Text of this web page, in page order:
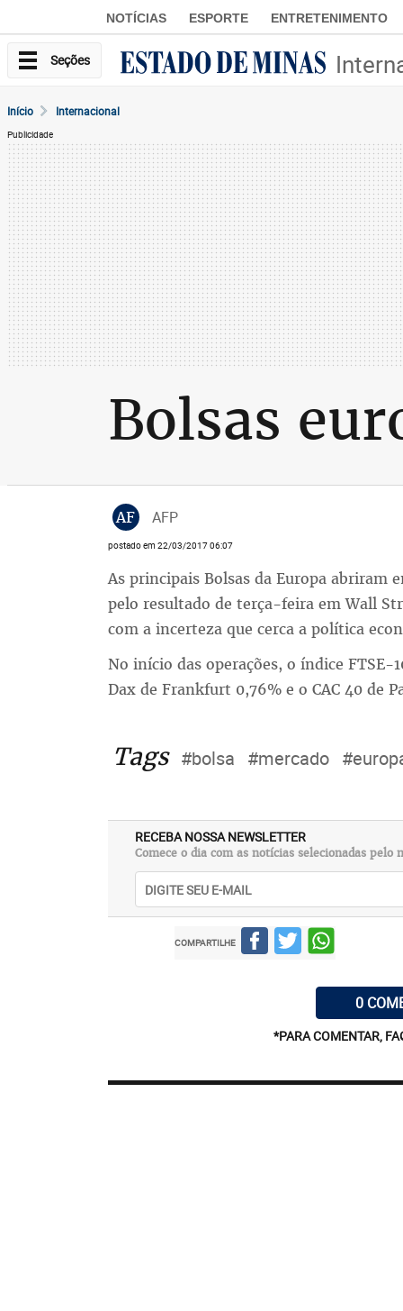
NOTÍCIAS ESPORTE ENTRETENIMENTO
Seções
Início Internacional
Publicidade
Bolsas
AF AFP
postado em 22/03/2017 06:07
As principais Bolsas da Europa abriram
pelo resultado de terça-feira em Wall
com a incerteza que cerca a política
No início das operações, o índice FTSE-
Dax de Frankfurt 0,76% e o CAC 40 de
Tags #bolsa #mercado
RECEBA NOSSA NEWSLETTER
Comece o dia com as notícias selecionadas pelo
COMPARTILHE
0
*PARA COMENTAR,